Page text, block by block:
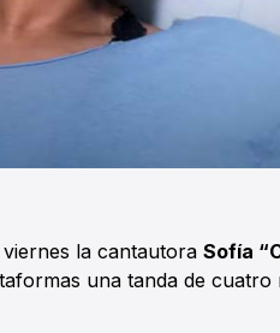
viernes la cantautoraSofía
una tanda de